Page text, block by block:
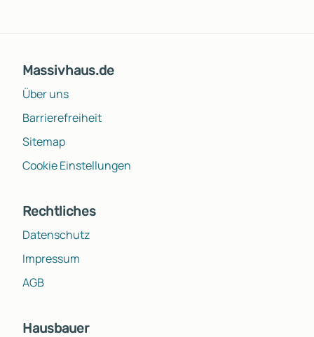
Massivhaus.de
Über uns
Barrierefreiheit
Sitemap
Cookie Einstellungen
Rechtliches
Datenschutz
Impressum
AGB
Hausbauer